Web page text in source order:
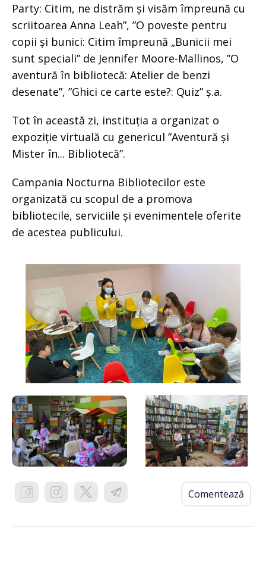
Party: Citim, ne distrăm și visăm împreună cu
scriitoarea Anna Leah”, ”O poveste pentru
copii și bunici: Citim împreună „Bunicii mei
sunt speciali” de Jennifer Moore-Mallinos, ”O
aventură în bibliotecă: Atelier de benzi
desenate”, ”Ghici ce carte este?: Quiz” ș.a.
Tot în această zi, instituția a organizat o
expoziție virtuală cu genericul ”Aventură și
Mister în... Bibliotecă”.
Campania Nocturna Bibliotecilor este
organizată cu scopul de a promova
bibliotecile, serviciile și evenimentele oferite
de acestea publicului.
Comentează